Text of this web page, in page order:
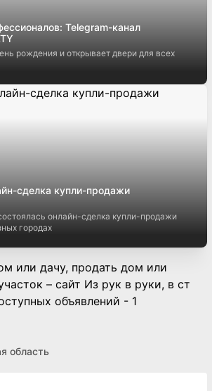
Telegram-канал
рождения и открывает двери для всех
сделка купли-продажи
онлайн-сделка купли-продажи
городах
или дачу, продать дом или
– сайт Из рук в руки, в ст
объявлений - 1
область